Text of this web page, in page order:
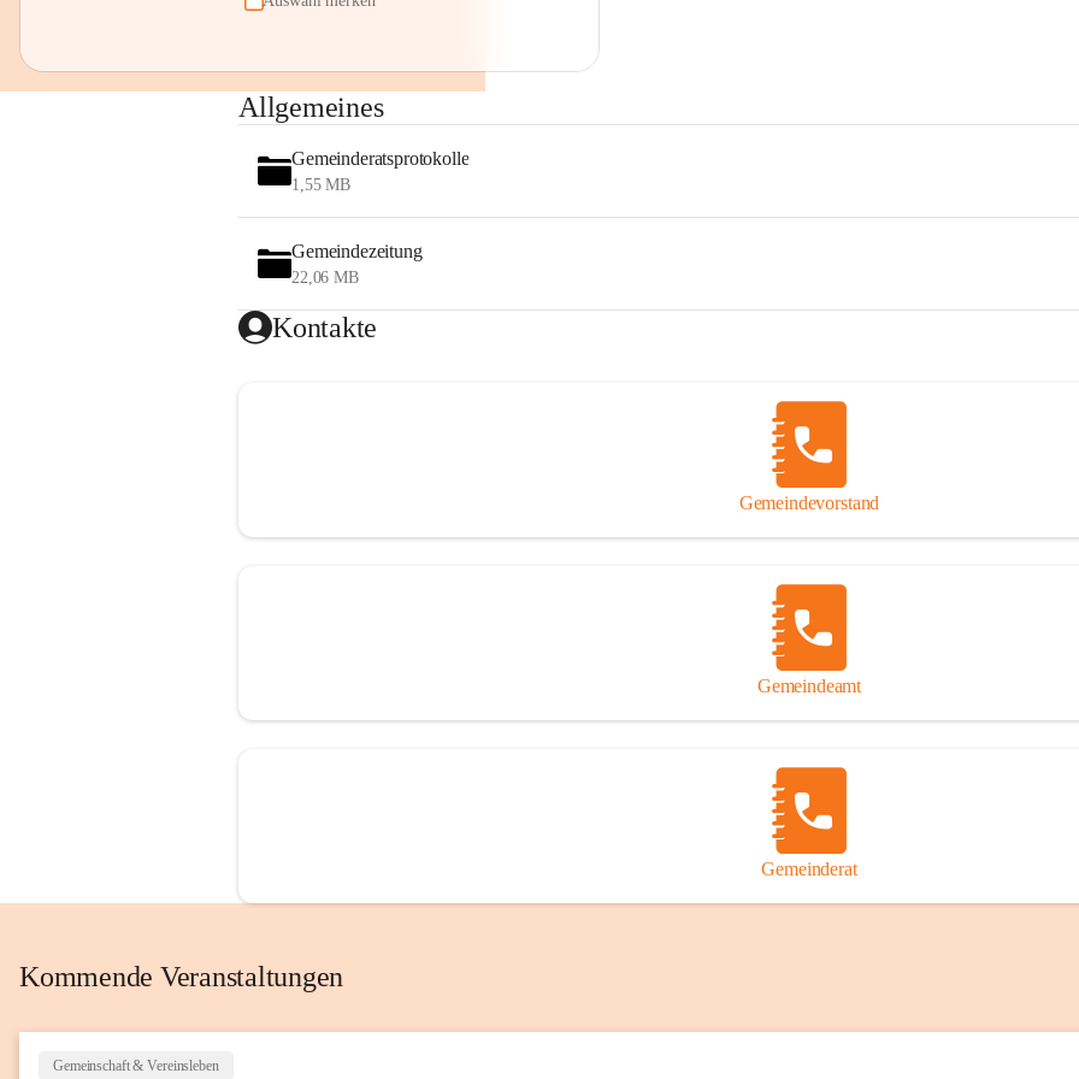
Allgemeines
Gemeinderatsprotokolle
1,55 MB
Gemeindezeitung
22,06 MB
Kontakte
Gemeindevorstand
Gemeindeamt
Gemeinderat
Kommende Veranstaltungen
Gemeinschaft & Vereinsleben